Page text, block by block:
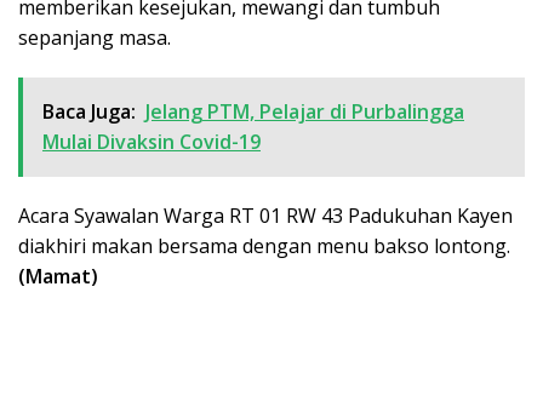
memberikan kesejukan, mewangi dan tumbuh
sepanjang masa.
Baca Juga: Jelang PTM, Pelajar di Purbalingga
Mulai Divaksin Covid-19
Acara Syawalan Warga RT 01 RW 43 Padukuhan Kayen
diakhiri makan bersama dengan menu bakso lontong.
(Mamat)